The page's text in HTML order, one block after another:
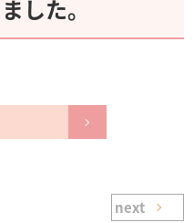
した。
next